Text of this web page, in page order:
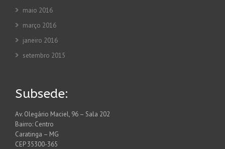
maio 2016
março 2016
janeiro 2016
setembro 2015
Subsede:
Av. Olegário Maciel, 96 – Sala 202
Bairro: Centro
Caratinga – MG
CEP 35300-365